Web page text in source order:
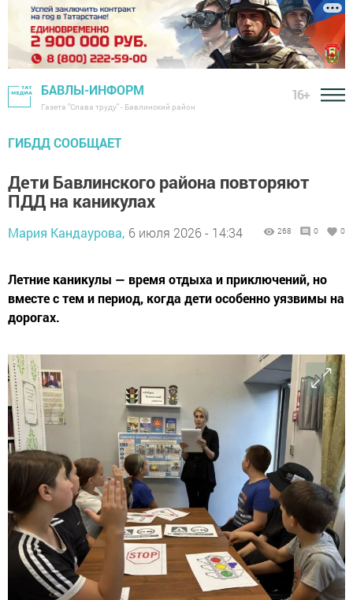
БАВЛЫ-ИНФОРМ
Газета "Слава труду" - Бавлинский район
16+
ГИБДД СООБЩАЕТ
Дети Бавлинского района повторяют
ПДД на каникулах
Мария Кандаурова, 6 июля 2026 - 14:34 268 0 0
Летние каникулы — время отдыха и приключений, но
вместе с тем и период, когда дети особенно уязвимы на
дорогах.